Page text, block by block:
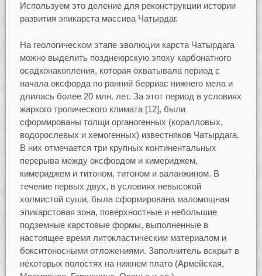
Используем это деление для реконструкции истории
развития эпикарста массива Чатырдаг.
На геологическом этапе эволюции карста Чатырдага
можно выделить позднеюрскую эпоху карбонатного
осадконакопления, которая охватывала период с
начала оксфорда по ранний берриас нижнего мела и
длилась более 20 млн. лет. За этот период в условиях
жаркого тропического климата [12], были
сформированы толщи органогенных (коралловых,
водорослевых и хемогенных) известняков Чатырдага.
В них отмечается три крупных континентальных
перерыва между оксфордом и кимериджем,
кимериджем и титоном, титоном и валанжином. В
течение первых двух, в условиях невысокой
холмистой суши, была сформирована маломощная
эпикарстовая зона, поверхностные и небольшие
подземные карстовые формы, выполненные в
настоящее время литокластическим материалом и
бокситоносными отложениями. Заполнитель вскрыт в
некоторых полостях на нижнем плато (Армейская,